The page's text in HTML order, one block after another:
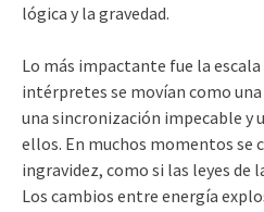
lógica y la gravedad.
Lo más impactante fue la escala
intérpretes se movían como
una sincronización impecable
ellos. En muchos momentos se
ingravidez, como si las leyes de
Los cambios entre energía